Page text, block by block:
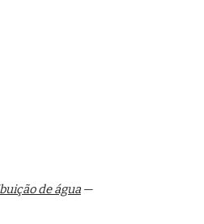
de água—